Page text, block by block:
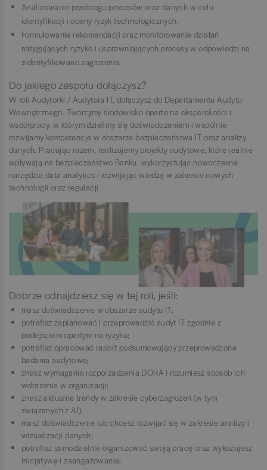
Analizowanie przebiegu procesów oraz danych w celu
identyfikacji i oceny ryzyk technologicznych.
Formułowanie rekomendacji oraz monitorowanie działań
mitygujących ryzyko i usprawniających procesy w odpowiedzi na
zidentyfikowane zagrożenia.
Do jakiego zespołu dołączysz?
W roli Audytorki / Audytora IT, dołączysz do Departamentu Audytu
Wewnętrznego. Tworzymy środowisko oparte na eksperckości i
współpracy, w którym dzielimy się doświadczeniem i wspólnie
rozwijamy kompetencje w obszarze bezpieczeństwa IT oraz analizy
danych. Pracując razem, realizujemy projekty audytowe, które realnie
wpływają na bezpieczeństwo Banku, wykorzystując nowoczesne
narzędzia data analytics i rozwijając wiedzę w zakresie nowych
technologii oraz regulacji
Dobrze odnajdziesz się w tej roli, jeśli:
masz doświadczenie w obszarze audytu IT;
potrafisz zaplanować i przeprowadzić audyt IT zgodnie z
podejściem opartym na ryzyku;
potrafisz opracować raport podsumowujący przeprowadzone
badania audytowe;
znasz wymagania rozporządzenia DORA i rozumiesz sposób ich
wdrażania w organizacji;
znasz aktualne trendy w zakresie cyberzagrożeń (w tym
związanych z AI);
masz doświadczenie lub chcesz rozwijać się w zakresie analizy i
wizualizacji danych;
potrafisz samodzielnie organizować swoją pracę oraz wykazujesz
inicjatywę i zaangażowanie;